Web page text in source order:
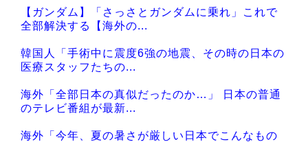
【ガンダム】「さっさとガンダムに乗れ」これで
全部解決する【海外の...
韓国人「手術中に震度6強の地震、その時の日本の
医療スタッフたちの...
海外「全部日本の真似だったのか…」 日本の普通
のテレビ番組が最新...
海外「今年、夏の暑さが厳しい日本でこんなもの